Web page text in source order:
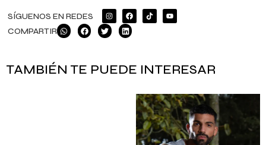
SÍGUENOS EN REDES
COMPARTIR
TAMBIÉN TE PUEDE INTERESAR